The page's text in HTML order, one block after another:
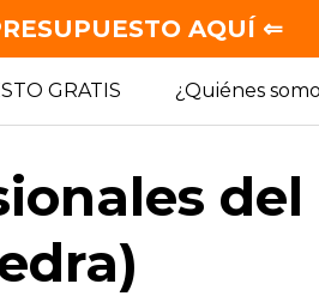
GRATIS ¿Quiénes
AQUÍ ⇐